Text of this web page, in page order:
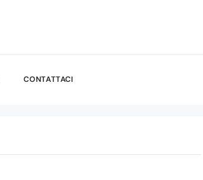
CONTATTACI